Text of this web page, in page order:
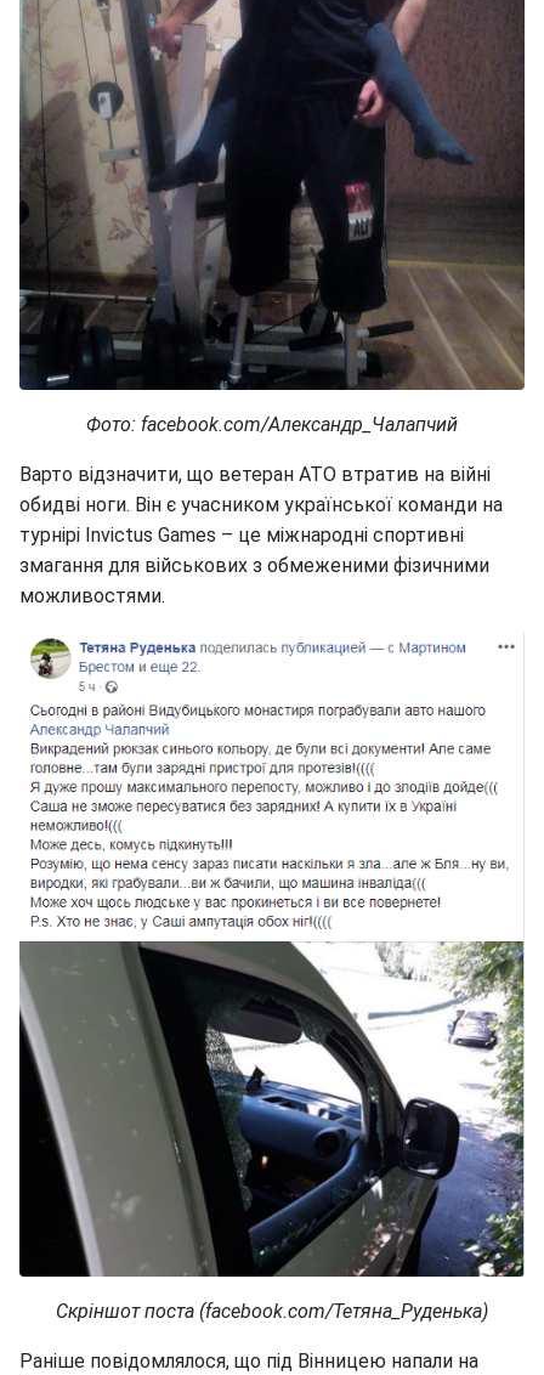
Фото: facebook.com/Александр_Чалапчий
Варто відзначити, що ветеран АТО втратив на війні
обидві ноги. Він є учасником української команди на
турнірі Invictus Games – це міжнародні спортивні
змагання для військових з обмеженими фізичними
можливостями.
Скріншот поста (facebook.com/Тетяна_Руденька)
Раніше повідомлялося, що під Вінницею напали на